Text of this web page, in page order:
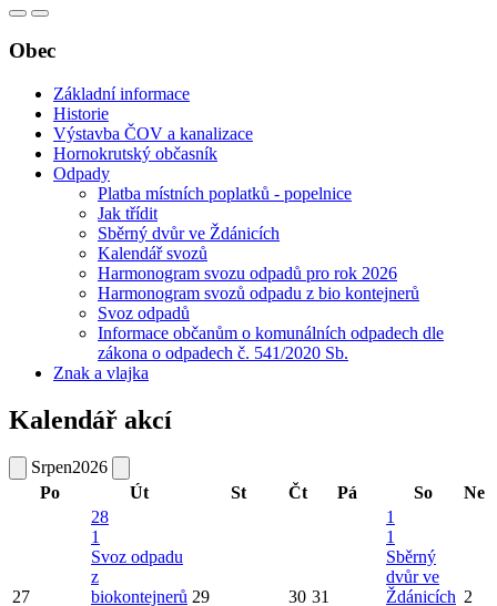
Obec
Základní informace
Historie
Výstavba ČOV a kanalizace
Hornokrutský občasník
Odpady
Platba místních poplatků - popelnice
Jak třídit
Sběrný dvůr ve Ždánicích
Kalendář svozů
Harmonogram svozu odpadů pro rok 2026
Harmonogram svozů odpadu z bio kontejnerů
Svoz odpadů
Informace občanům o komunálních odpadech dle
zákona o odpadech č. 541/2020 Sb.
Znak a vlajka
Kalendář akcí
Srpen2026
Po
Út St Čt Pá So Ne
27
28
1
Svoz odpadu
z
biokontejnerů 29 30 31
1
1
Sběrný
dvůr ve
Ždánicích 2